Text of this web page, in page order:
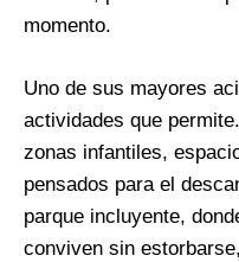
momento.
Uno de sus mayores
actividades que
zonas infantiles,
pensados para el
parque incluyente,
conviven sin